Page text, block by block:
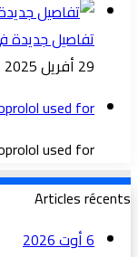
تفاصيل جديدة
29 أفريل 2025
used for
used for...
Articles récents
6 أوت 2026